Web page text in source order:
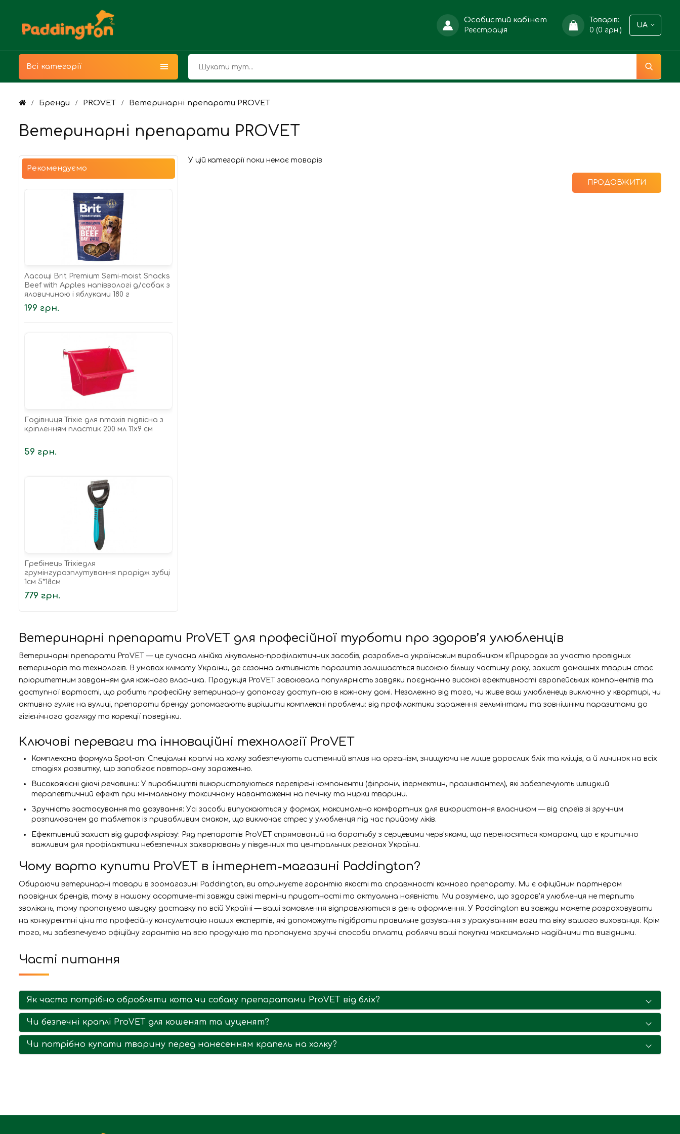
Особистий кабінет
Реєстрація
Товарів:
0 (0 грн.)
UA
Всі категорії
Бренди PROVET Ветеринарні препарати PROVET
Ветеринарні препарати PROVET
Рекомендуємо
Ласощі Brit Premium Semi-moist Snacks
Beef with Apples напіввологі д/cобак з
яловичиною і яблуками 180 г
199 грн.
Годівниця Trixie для птахів підвісна з
кріпленням пластик 200 мл 11х9 см
59 грн.
Гребінець Trixieдля
грумінгурозплутування прорідж зубці
1см 5*18см
779 грн.
У цій категорії поки немає товарів
ПРОДОВЖИТИ
Ветеринарні препарати ProVET для професійної турботи про здоров’я улюбленців
Ветеринарні препарати ProVET — це сучасна лінійка лікувально-профілактичних засобів, розроблена українським виробником «Природа» за участю провідних
ветеринарів та технологів. В умовах клімату України, де сезонна активність паразитів залишається високою більшу частину року, захист домашніх тварин стає
пріоритетним завданням для кожного власника. Продукція ProVET завоювала популярність завдяки поєднанню високої ефективності європейських компонентів та
доступної вартості, що робить професійну ветеринарну допомогу доступною в кожному домі. Незалежно від того, чи живе ваш улюбленець виключно у квартирі, чи
активно гуляє на вулиці, препарати бренду допомагають вирішити комплексні проблеми: від профілактики зараження гельмінтами та зовнішніми паразитами до
гігієнічного догляду та корекції поведінки.
Ключові переваги та інноваційні технології ProVET
Комплексна формула Spot-on: Спеціальні краплі на холку забезпечують системний вплив на організм, знищуючи не лише дорослих бліх та кліщів, а й личинок на всіх
стадіях розвитку, що запобігає повторному зараженню.
Високоякісні діючі речовини: У виробництві використовуються перевірені компоненти (фіпроніл, івермектин, празиквантел), які забезпечують швидкий
терапевтичний ефект при мінімальному токсичному навантаженні на печінку та нирки тварини.
Зручність застосування та дозування: Усі засоби випускаються у формах, максимально комфортних для використання власником — від спреїв зі зручним
розпилювачем до таблеток із привабливим смаком, що виключає стрес у улюбленця під час прийому ліків.
Ефективний захист від дирофіляріозу: Ряд препаратів ProVET спрямований на боротьбу з серцевими черв'яками, що переносяться комарами, що є критично
важливим для профілактики небезпечних захворювань у південних та центральних регіонах України.
Чому варто купити ProVET в інтернет-магазині Paddington?
Обираючи ветеринарні товари в зоомагазині Paddington, ви отримуєте гарантію якості та справжності кожного препарату. Ми є офіційним партнером
провідних брендів, тому в нашому асортименті завжди свіжі терміни придатності та актуальна наявність. Ми розуміємо, що здоров'я улюбленця не терпить
зволікань, тому пропонуємо швидку доставку по всій Україні — ваші замовлення відправляються в день оформлення. У Paddington ви завжди можете розраховувати
на конкурентні ціни та професійну консультацію наших експертів, які допоможуть підібрати правильне дозування з урахуванням ваги та віку вашого вихованця. Крім
того, ми забезпечуємо офіційну гарантію на всю продукцію та пропонуємо зручні способи оплати, роблячи ваші покупки максимально надійними та вигідними.
Часті питання
Як часто потрібно обробляти кота чи собаку препаратами ProVET від бліх?
Чи безпечні краплі ProVET для кошенят та цуценят?
Чи потрібно купати тварину перед нанесенням крапель на холку?